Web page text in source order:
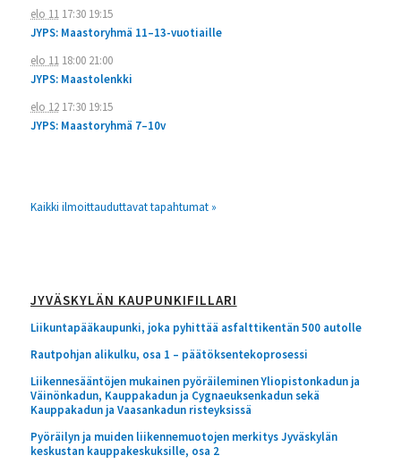
elo 1117:30 19:15
JYPS: Maastoryhmä 11–13-vuotiaille
elo 1118:00 21:00
JYPS: Maastolenkki
elo 1217:30 19:15
JYPS: Maastoryhmä 7–10v
Kaikki ilmoittauduttavat tapahtumat »
JYVÄSKYLÄN KAUPUNKIFILLARI
Liikuntapääkaupunki, joka pyhittää asfalttikentän 500 autolle
Rautpohjan alikulku, osa 1 – päätöksentekoprosessi
Liikennesääntöjen mukainen pyöräileminen Yliopistonkadun ja
Väinönkadun, Kauppakadun ja Cygnaeuksenkadun sekä
Kauppakadun ja Vaasankadun risteyksissä
Pyöräilyn ja muiden liikennemuotojen merkitys Jyväskylän
keskustan kauppakeskuksille, osa 2